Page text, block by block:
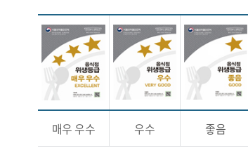
매우 우수 우수 좋음